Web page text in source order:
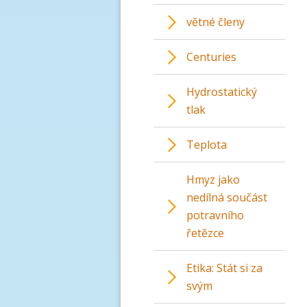
větné členy
Centuries
Hydrostatický
tlak
Teplota
Hmyz jako
nedílná součást
potravního
řetězce
Etika: Stát si za
svým